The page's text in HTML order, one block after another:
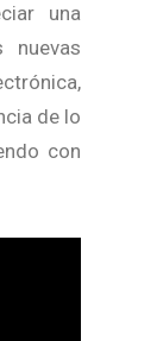
una
nuevas
de lo
con